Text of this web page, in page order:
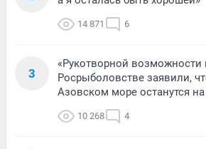
14 871 6
3
«Рукотворной возможности
Росрыболовстве заявили,
Азовском море останутся
10 268 4